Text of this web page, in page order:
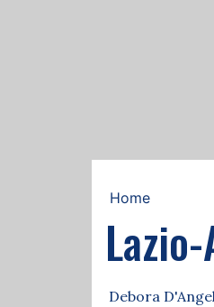
Home
Debora